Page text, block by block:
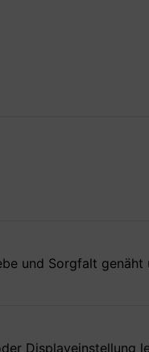
und Sorgfalt
Displayeinstellung